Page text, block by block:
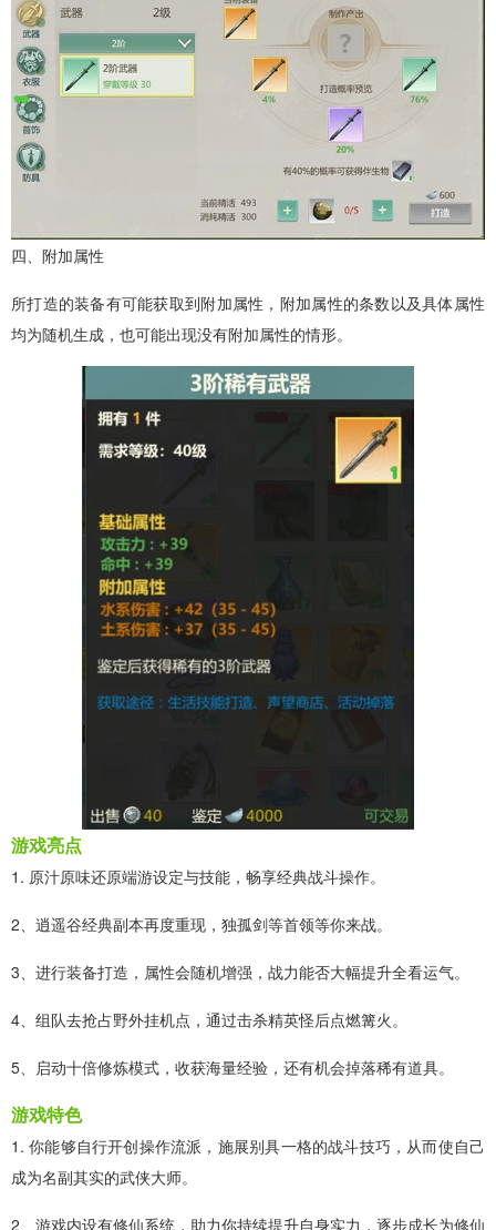
四、附加属性
所打造的装备有可能获取到附加属性，附加属性的条数以及具体属性
均为随机生成，也可能出现没有附加属性的情形。
游戏亮点
1. 原汁原味还原端游设定与技能，畅享经典战斗操作。
2、逍遥谷经典副本再度重现，独孤剑等首领等你来战。
3、进行装备打造，属性会随机增强，战力能否大幅提升全看运气。
4、组队去抢占野外挂机点，通过击杀精英怪后点燃篝火。
5、启动十倍修炼模式，收获海量经验，还有机会掉落稀有道具。
游戏特色
1. 你能够自行开创操作流派，施展别具一格的战斗技巧，从而使自己
成为名副其实的武侠大师。
2、游戏内设有修仙系统，助力你持续提升自身实力，逐步成长为修仙